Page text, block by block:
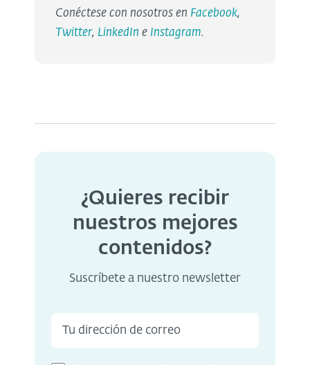
Conéctese con nosotros en Facebook,
Twitter, LinkedIn e Instagram.
¿Quieres recibir
nuestros mejores
contenidos?
Suscríbete a nuestro newsletter